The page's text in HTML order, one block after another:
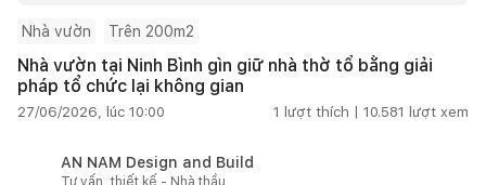
Nhà vườn Trên 200m2
Nhà vườn tại Ninh Bình gìn giữ nhà thờ tổ bằng giải
pháp tổ chức lại không gian
27/06/2026, lúc 10:00 1 lượt thích | 10.581 lượt xem
AN NAM Design and Build
Tư vấn, thiết kế - Nhà thầu